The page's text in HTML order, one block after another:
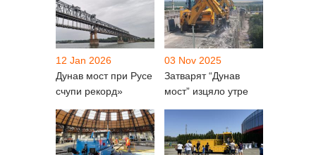
12 Jan 2026
Дунав мост при Русе
счупи рекорд»
03 Nov 2025
Затварят “Дунав
мост” изцяло утре